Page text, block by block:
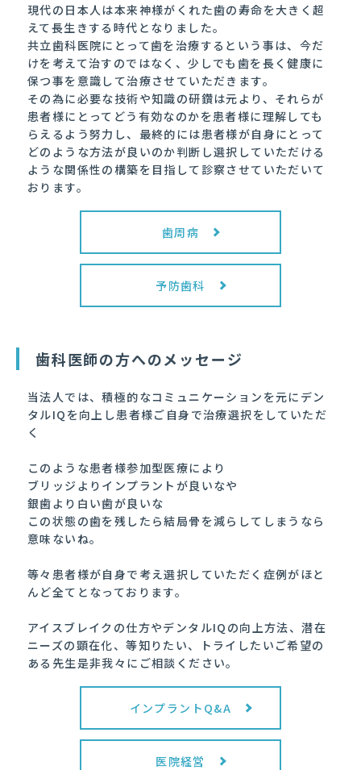
現代の日本人は本来神様がくれた歯の寿命を大きく超
えて長生きする時代となりました。
共立歯科医院にとって歯を治療するという事は、今だ
けを考えて治すのではなく、少しでも歯を長く健康に
保つ事を意識して治療させていただきます。
その為に必要な技術や知識の研鑽は元より、それらが
患者様にとってどう有効なのかを患者様に理解しても
らえるよう努力し、最終的には患者様が自身にとって
どのような方法が良いのか判断し選択していただける
ような関係性の構築を目指して診察させていただいて
おります。
歯周病
予防歯科
歯科医師の方へのメッセージ
当法人では、積極的なコミュニケーションを元に デン
タルIQを向上し患者様ご自身で治療選択をしていただ
く
このような患者様参加型医療により
ブリッジよりインプラントが良いなや
銀歯より白い歯が良いな
この状態の歯を残したら結局骨を減らしてしまうなら
意味ないね。
等々患者様が自身で考え選択していただく症例がほと
んど全てとなっております。
アイスブレイクの仕方やデンタルIQの向上方法、潜在
ニーズの顕在化、等知りたい、トライしたいご希望の
ある先生是非我々にご相談ください。
インプラントQ&A
医院経営